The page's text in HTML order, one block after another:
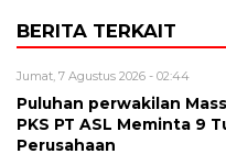
BERITA TERKAIT
Jumat, 7 Agustus 2026 - 02:44
Puluhan perwakilan
PKS PT ASL Meminta 9
Perusahaan